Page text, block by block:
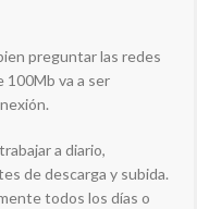
preguntar las redes
100Mb va a ser
a diario,
de descarga y subida.
todos los días o